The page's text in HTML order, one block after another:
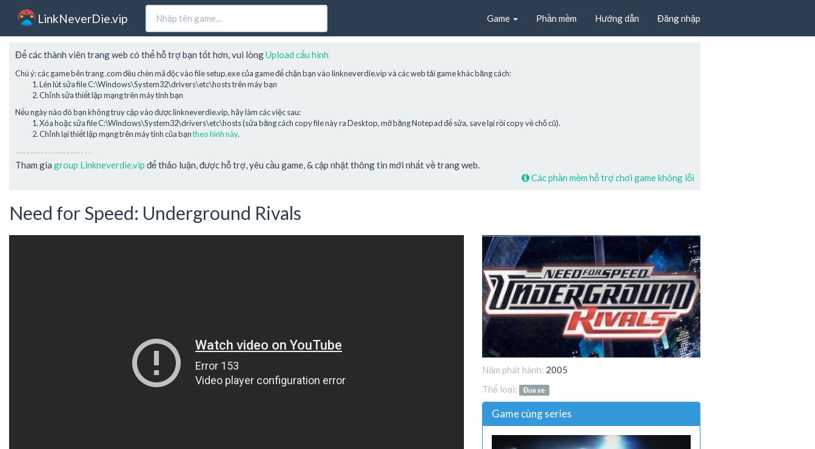
LinkNeverDie.vip Game Phần mềm Hướng dẫn Đăng nhập
Để các thành viên trang web có thể hỗ trợ bạn tốt hơn, vui lòngUpload cấu hình
Chú ý: các game bên trang .com đều chèn mã độc vào file setup.exe của game để chặn bạn vào linkneverdie.vip và các web tải game khác bằng cách:
Lén lút sửa file C:\Windows\System32\drivers\etc\hosts trên máy bạn
Chỉnh sửa thiết lập mạng trên máy tính bạn
Nếu ngày nào đó bạn không truy cập vào được linkneverdie.vip, hãy làm các việc sau:
Xóa hoặc sửa file C:\Windows\System32\drivers\etc\hosts (sửa bằng cách copy file này ra Desktop, mở bằng Notepad để sửa, save lại rồi copy về chỗ cũ).
Chỉnh lại thiết lập mạng trên máy tính của bạntheo hình này.
---------------------
Tham gia group Linkneverdie.vip để thảo luận, được hỗ trợ, yêu cầu game, & cập nhật thông tin mới nhất về trang web.
Các phần mềm hỗ trợ chơi game không lỗi
Need for Speed: Underground Rivals
Năm phát hành: 2005
Thể loại:
Đua xe
Game cùng series